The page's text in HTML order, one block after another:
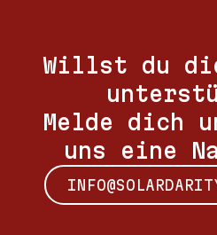
Willst du die
Melde dich
uns eine